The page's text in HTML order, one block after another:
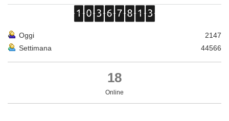
Oggi
2147
Settimana
44566
18
Online